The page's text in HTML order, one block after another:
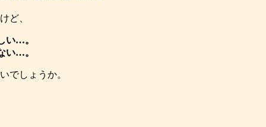
ど、
い…。
い…。
でしょうか。